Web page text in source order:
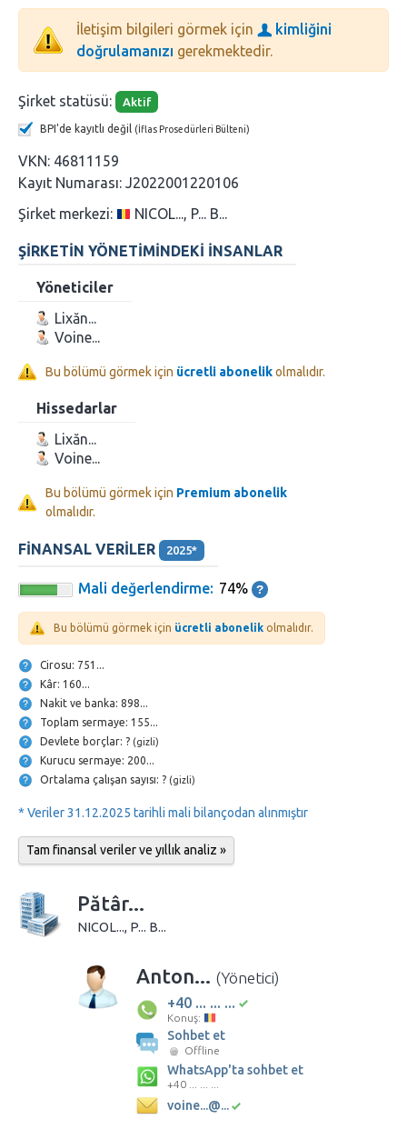
İletişim bilgileri görmek için
kimliğini
doğrulamanızı gerekmektedir.
Şirket statüsü: Aktif
BPI'de kayıtlı değil (İflas Prosedürleri Bülteni)
VKN: 46811159
Kayıt Numarası: J2022001220106
Şirket merkezi:
NICOL..., P... B...
ŞIRKETIN YÖNETIMINDEKI INSANLAR
Yöneticiler
Lixăn...
Voine...
Bu bölümü görmek için ücretli abonelikolmalıdır.
Hissedarlar
Lixăn...
Voine...
Bu bölümü görmek için Premium abonelik
olmalıdır.
FINANSAL VERILER 2025*
Mali değerlendirme: 74%
Bu bölümü görmek için ücretli abonelik olmalıdır.
Cirosu: 751...
Kâr: 160...
Nakit ve banka: 898...
Toplam sermaye: 155...
Devlete borçlar: ? (gizli)
Kurucu sermaye: 200...
Ortalama çalışan sayısı: ? (gizli)
* Veriler 31.12.2025 tarihli mali bilançodan alınmıştır
Tam finansal veriler ve yıllık analiz »
Pătâr...
NICOL..., P... B...
Anton... (Yönetici)
+40 ... ... ...
Konuş:
Sohbet et
Offline
WhatsApp'ta sohbet et
+40 ... ... ...
voine...@...